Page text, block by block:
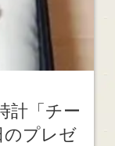
計「チー
のプレゼ